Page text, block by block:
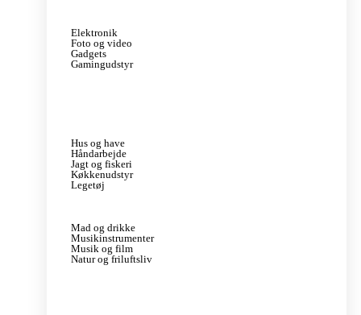
Elektronik
Foto og video
Gadgets
Gamingudstyr
Hus og have
Håndarbejde
Jagt og fiskeri
Køkkenudstyr
Legetøj
Mad og drikke
Musikinstrumenter
Musik og film
Natur og friluftsliv